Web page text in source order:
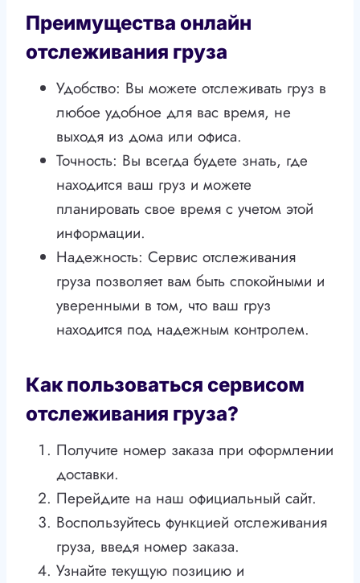
Преимущества онлайн
отслеживания груза
Удобство: Вы можете отслеживать груз в
любое удобное для вас время, не
выходя из дома или офиса.
Точность: Вы всегда будете знать, где
находится ваш груз и можете
планировать свое время с учетом этой
информации.
Надежность: Сервис отслеживания
груза позволяет вам быть спокойными и
уверенными в том, что ваш груз
находится под надежным контролем.
Как пользоваться сервисом
отслеживания груза?
Получите номер заказа при оформлении
доставки.
Перейдите на наш официальный сайт.
Воспользуйтесь функцией отслеживания
груза, введя номер заказа.
Узнайте текущую позицию и